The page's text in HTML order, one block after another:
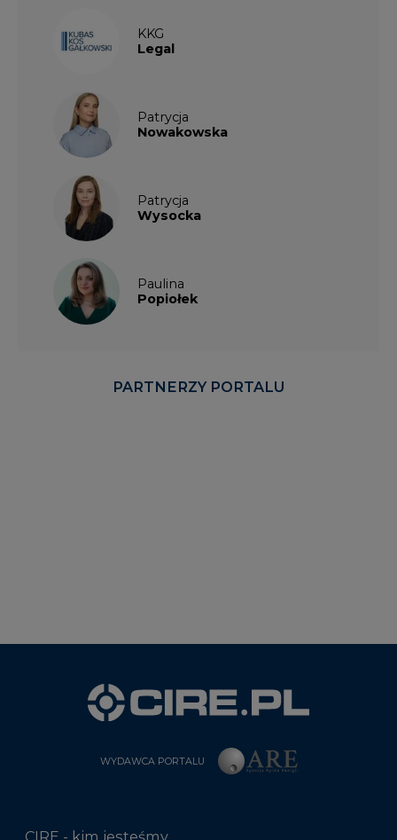
Patrycja
Nowakowska
Patrycja
Paulina
Popiołek
PARTNERZY PORTALU
WYDAWCA PORTALU
CIRE - kim jesteśmy